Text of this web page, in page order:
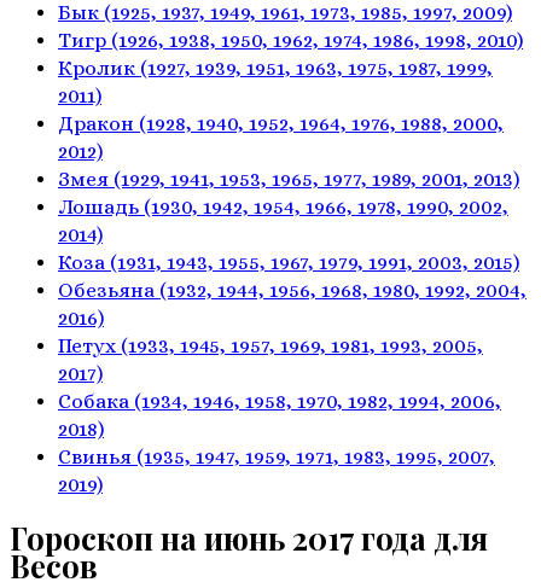
Бык (1925, 1937, 1949, 1961, 1973, 1985, 1997, 2009)
Тигр (1926, 1938, 1950, 1962, 1974, 1986, 1998, 2010)
Кролик (1927, 1939, 1951, 1963, 1975, 1987, 1999,
2011)
Дракон (1928, 1940, 1952, 1964, 1976, 1988, 2000,
2012)
Змея (1929, 1941, 1953, 1965, 1977, 1989, 2001, 2013)
Лошадь (1930, 1942, 1954, 1966, 1978, 1990, 2002,
2014)
Коза (1931, 1943, 1955, 1967, 1979, 1991, 2003, 2015)
Обезьяна (1932, 1944, 1956, 1968, 1980, 1992, 2004,
2016)
Петух (1933, 1945, 1957, 1969, 1981, 1993, 2005,
2017)
Собака (1934, 1946, 1958, 1970, 1982, 1994, 2006,
2018)
Свинья (1935, 1947, 1959, 1971, 1983, 1995, 2007,
2019)
Гороскоп на июнь 2017 года для
Весов